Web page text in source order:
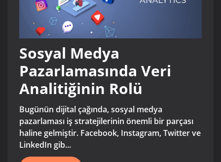
Sosyal Medya
Pazarlamasında Veri
Analitiğinin Rolü
Bugünün dijital çağında, sosyal medya
pazarlaması iş stratejilerinin önemli bir parçası
haline gelmiştir. Facebook, Instagram, Twitter ve
LinkedIn gib...